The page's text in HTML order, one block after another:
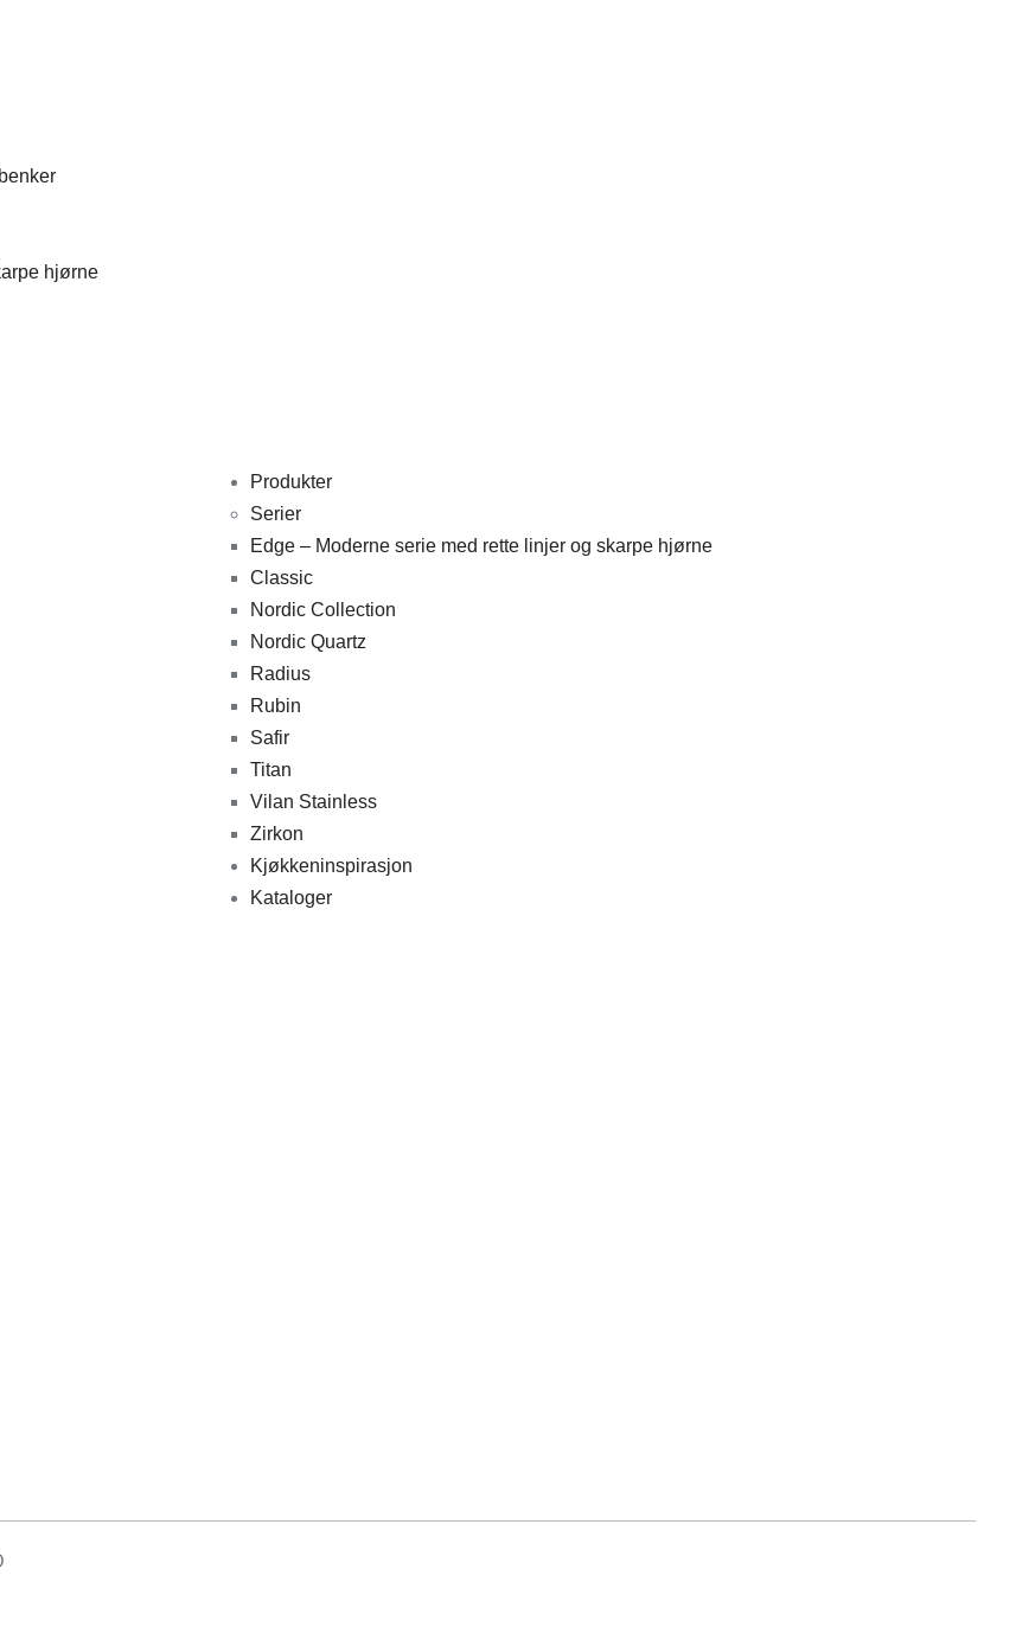
hjørne
Produkter
Serier
Edge – Moderne serie med rette linjer og skarpe hjørne
Classic
Nordic Collection
Nordic Quartz
Radius
Rubin
Safir
Titan
Vilan Stainless
Zirkon
Kjøkkeninspirasjon
Kataloger